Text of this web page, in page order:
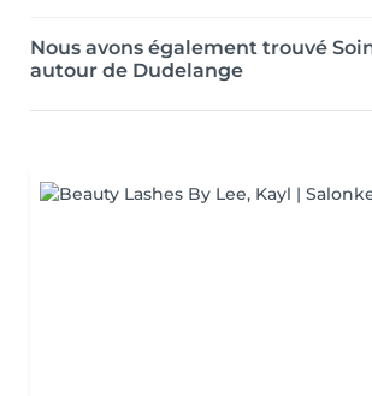
Nous avons également trouvé
autour de Dudelange